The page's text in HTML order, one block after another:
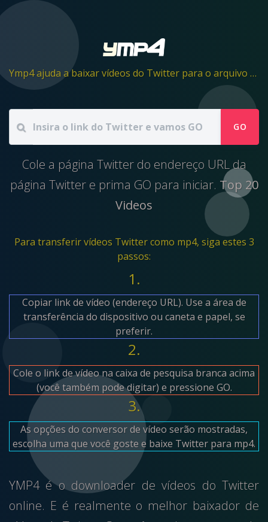
Ymp4 ajuda a baixar vídeos do Twitter para o arquivo mp4
GO
Cole a página Twitter do endereço URL da
página Twitter e prima GO para iniciar. Top 20
Videos
Para transferir vídeos Twitter como mp4, siga estes 3
passos:
1.
Copiar link de vídeo (endereço URL). Use a área de
transferência do dispositivo ou caneta e papel, se
preferir.
2.
Cole o link de vídeo na caixa de pesquisa branca acima
(você também pode digitar) e pressione GO.
3.
As opções do conversor de vídeo serão mostradas,
escolha uma que você goste e baixe Twitter para mp4.
YMP4 é o downloader de vídeos do Twitter
online. E é realmente o melhor baixador de